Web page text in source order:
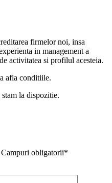
firmelor noi, insa
in management a
activitatea si profilul acesteia.
afla conditiile.
la dispozitie.
obligatorii*